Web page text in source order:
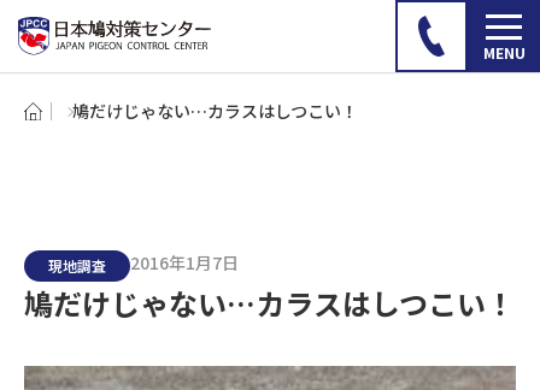
鳩だけじゃない…カラスはしつこい！
現地調査 2016年1月7日
鳩だけじゃない…カラスはしつこい！